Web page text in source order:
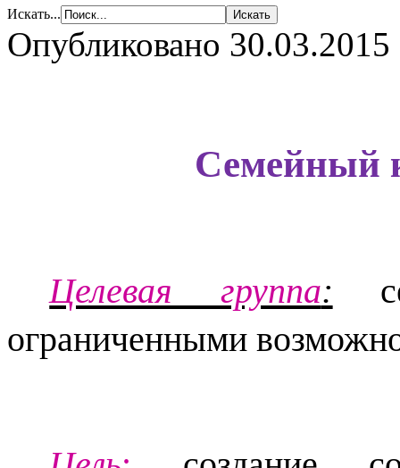
Искать...
Опубликовано
Семейный
Целевая группа:
ограниченными